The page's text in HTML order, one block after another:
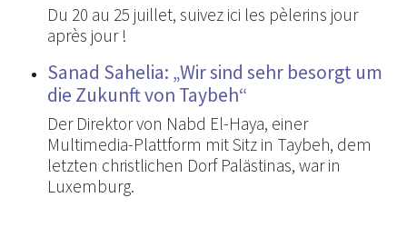
Du 20 au 25 juillet, suivez ici les pèlerins jour
après jour !
Sanad Sahelia: „Wir sind sehr besorgt um
die Zukunft von Taybeh“
Der Direktor von Nabd El-Haya, einer
Multimedia-Plattform mit Sitz in Taybeh, dem
letzten christlichen Dorf Palästinas, war in
Luxemburg.